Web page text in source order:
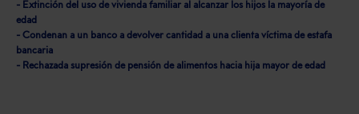
- Extinción del uso de vivienda familiar al alcanzar los hijos la mayoría de
edad
- Condenan a un banco a devolver cantidad a una clienta víctima de estafa
bancaria
- Rechazada supresión de pensión de alimentos hacia hija mayor de edad